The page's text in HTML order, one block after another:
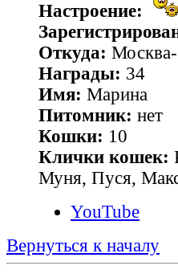
Настроение:
Откуда: Москва-
Награды: 34
Имя: Марина
Питомник: нет
Кошки: 10
Клички кошек:
Муня, Пуся,
YouTube
Вернуться к началу